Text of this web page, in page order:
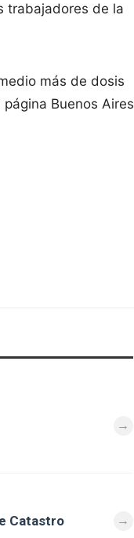
trabajadores de la
más de dosis
Buenos Aires
Catastro